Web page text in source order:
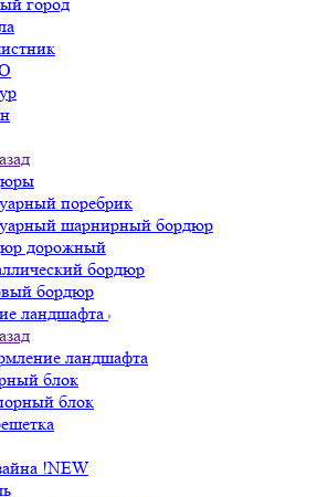
поребрик
шарнирный бордюр
дорожный
бордюр
бордюр
ландшафта
ландшафта
блок
блок
!NEW